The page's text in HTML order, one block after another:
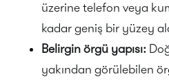
üzerine telefon veya
kadar geniş bir yüzey
Belirgin örgü yapısı:
yakından görülebilen